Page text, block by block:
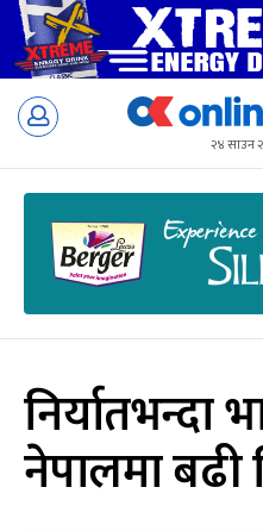
Skip
२४ साउन
निर्यातभन्दा
नेपालमा